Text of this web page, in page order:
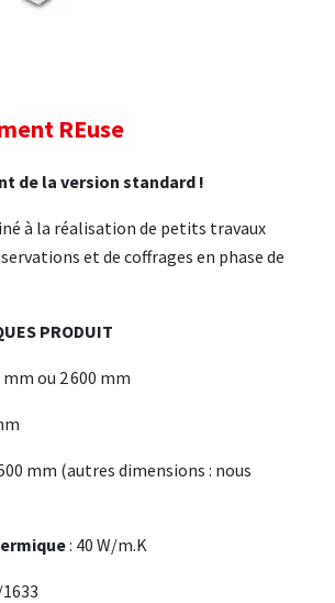
REuse
de la version standard !
à la réalisation de petits travaux
et de coffrages en phase de
PRODUIT
mm ou 2 600 mm
mm (autres dimensions : nous
: 40 W/m.K